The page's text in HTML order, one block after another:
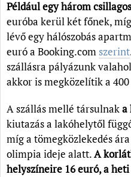
Például egy három
euróba kerül két főnek,
lévő egy hálószobás
euró a Booking.com szerint
szállásra pályázunk
akkor is megközelítik a
A szállás mellé társulnaka
kiutazás a lakóhelytől
míg a tömegközlekedés
olimpia ideje alatt.A
helyszíneire 16 euró, a